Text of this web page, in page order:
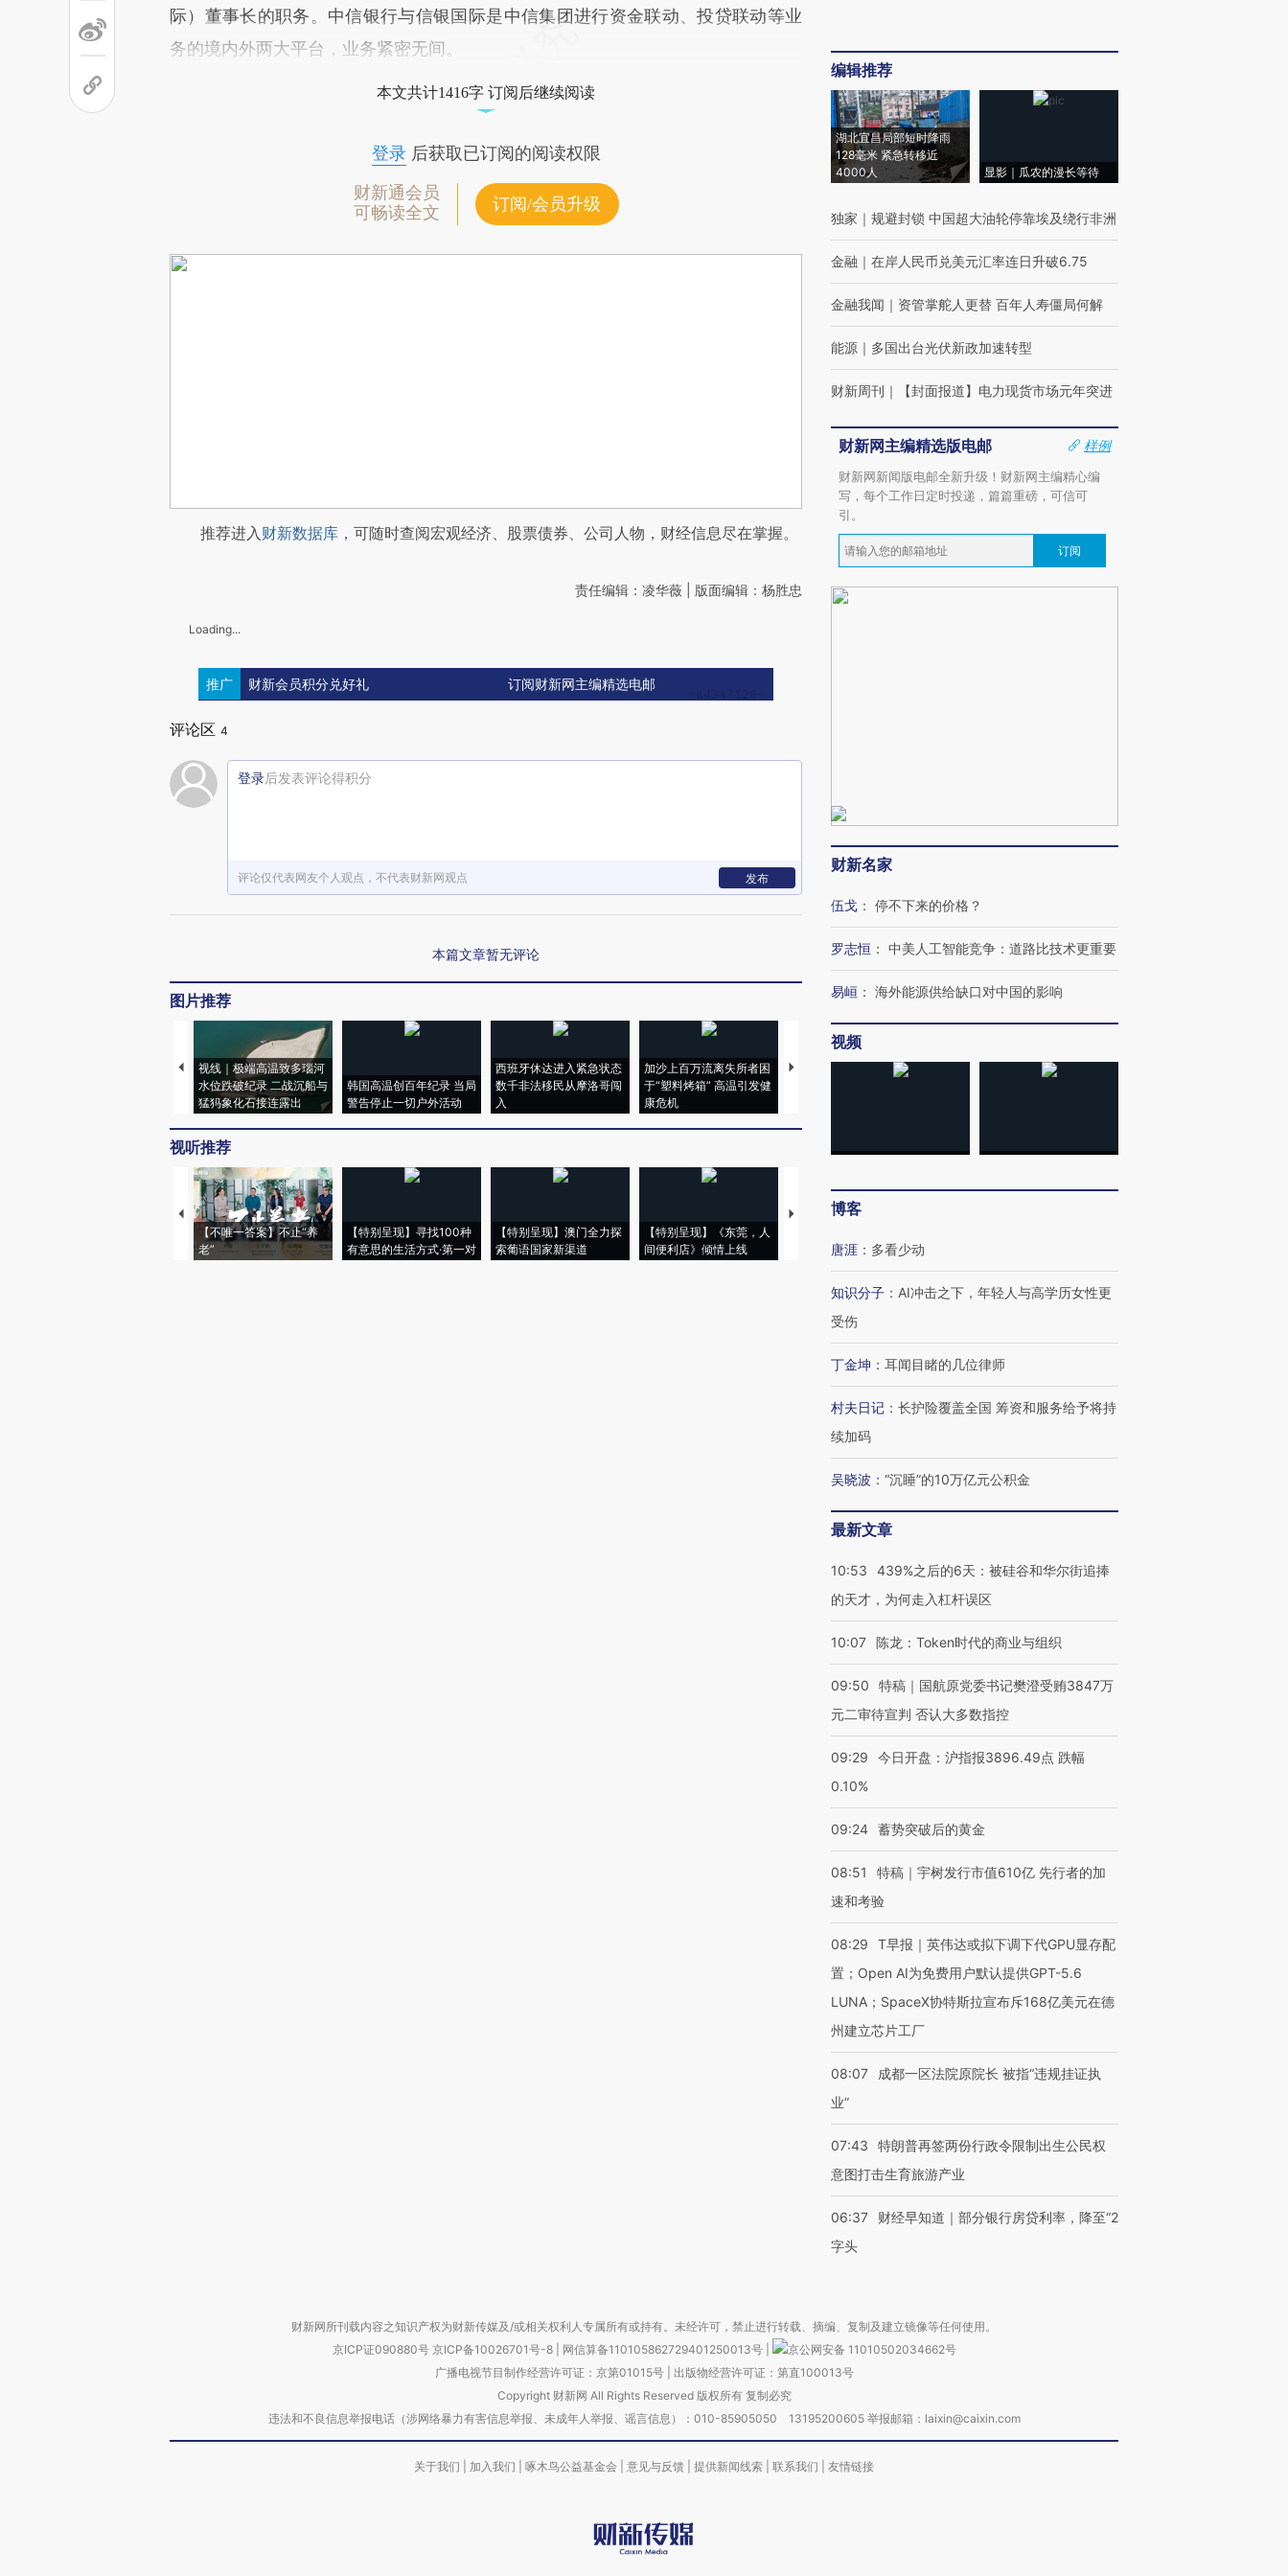
际）董事长的职务。中信银行与信银国际是中信集团进行资金联动、投贷联动等业
务的境内外两大平台，业务紧密无间。
本文共计1416字 订阅后继续阅读
登录后获取已订阅的阅读权限
财新通会员
可畅读全文
订阅/会员升级
推荐进入财新数据库 ，可随时查阅宏观经济、股票债券、公司人物，财经信息尽在掌握。
责任编辑：凌华薇 | 版面编辑：杨胜忠
Loading...
推广 财新会员积分兑好礼 订阅财新网主编精选电邮
评论区 4
登录后发表评论得积分
评论仅代表网友个人观点，不代表财新网观点 发布
本篇文章暂无评论
图片推荐
视线｜极端高温致多瑙河
水位跌破纪录 二战沉船与
猛犸象化石接连露出
韩国高温创百年纪录 当局
警告停止一切户外活动
西班牙休达进入紧急状态
数千非法移民从摩洛哥闯
入
加沙上百万流离失所者困
于“塑料烤箱” 高温引发健
康危机
视线｜HYROX的吸金
马航飞行员跨国走私7万
视听推荐
【不唯一答案】不止“养
老”
【特别呈现】寻找100种
有意思的生活方式·第一对
【特别呈现】澳门全力探
索葡语国家新渠道
【特别呈现】《东莞，人
间便利店》倾情上线
【推广】走进第四届链博
编辑推荐
湖北宜昌局部短时降雨
128毫米 紧急转移近
4000人
显影｜瓜农的漫长等待
独家 ｜ 规避封锁 中国超大油轮停靠埃及绕行非洲
金融 ｜ 在岸人民币兑美元汇率连日升破6.75
金融我闻 ｜ 资管掌舵人更替 百年人寿僵局何解
能源 ｜ 多国出台光伏新政加速转型
财新周刊 ｜ 【封面报道】电力现货市场元年突进
财新网主编精选版电邮
样例
财新网新闻版电邮全新升级！财新网主编精心编
写，每个工作日定时投递，篇篇重磅，可信可
引。
订阅
财新名家
伍戈 ： 停不下来的价格？
罗志恒 ： 中美人工智能竞争：道路比技术更重要
易峘 ： 海外能源供给缺口对中国的影响
视频
博客
唐涯 ： 多看少动
知识分子 ： AI冲击之下，年轻人与高学历女性更
受伤
丁金坤 ： 耳闻目睹的几位律师
村夫日记 ： 长护险覆盖全国 筹资和服务给予将持
续加码
吴晓波 ： “沉睡”的10万亿元公积金
最新文章
10:53
439%之后的6天：被硅谷和华尔街追捧
的天才，为何走入杠杆误区
10:07 陈龙：Token时代的商业与组织
09:50
特稿｜国航原党委书记樊澄受贿3847万
元二审待宣判 否认大多数指控
09:29
今日开盘：沪指报3896.49点 跌幅
0.10%
09:24 蓄势突破后的黄金
08:51
特稿｜宇树发行市值610亿 先行者的加
速和考验
08:29
T早报｜英伟达或拟下调下代GPU显存配
置；Open AI为免费用户默认提供GPT-5.6
LUNA；SpaceX协特斯拉宣布斥168亿美元在德
州建立芯片工厂
08:07
成都一区法院原院长 被指“违规挂证执
业”
07:43
特朗普再签两份行政令限制出生公民权
意图打击生育旅游产业
06:37
财经早知道｜部分银行房贷利率，降至“2
字头
财新网所刊载内容之知识产权为财新传媒及/或相关权利人专属所有或持有。未经许可，禁止进行转载、摘编、复制及建立镜像等任何使用。
京ICP证090880号 京ICP备10026701号-8 网信算备110105862729401250013号
京公网安备 11010502034662号
广播电视节目制作经营许可证：京第01015号| 出版物经营许可证：第直100013号
Copyright 财新网 All Rights Reserved 版权所有 复制必究
违法和不良信息举报电话（涉网络暴力有害信息举报、未成年人举报、谣言信息）：010-85905050 13195200605 举报邮箱：laixin@caixin.com
关于我们 加入我们 啄木鸟公益基金会 意见与反馈 提供新闻线索 联系我们 友情链接